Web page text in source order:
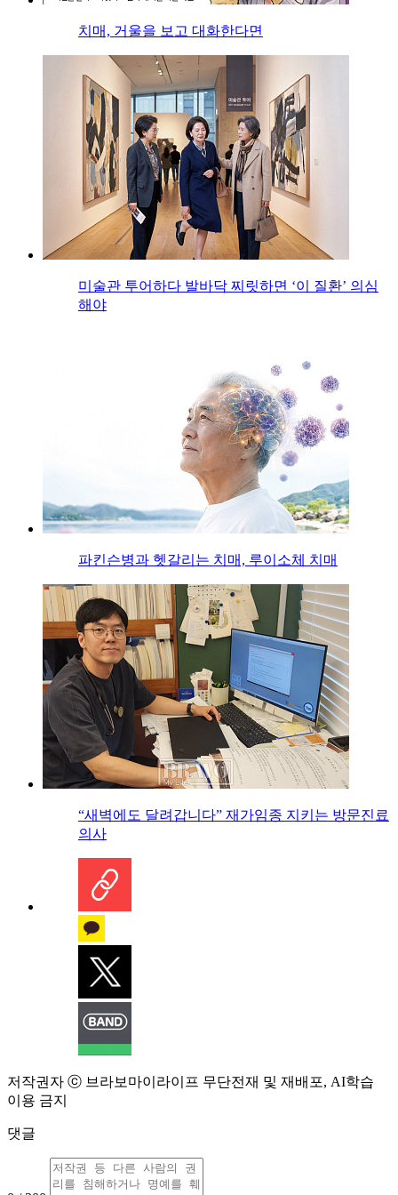
치매, 거울을 보고 대화한다면
미술관 투어하다 발바닥 찌릿하면 ‘이 질환’ 의심
해야
파킨슨병과 헷갈리는 치매, 루이소체 치매
“새벽에도 달려갑니다” 재가임종 지키는 방문진료
의사
저작권자 ⓒ 브라보마이라이프 무단전재 및 재배포, AI학습
이용 금지
댓글